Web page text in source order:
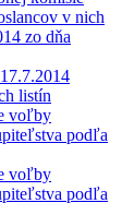
v nich
zo dňa
listín
voľby
podľa
voľby
podľa